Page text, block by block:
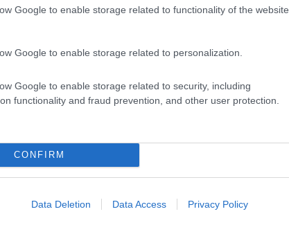
Google to enable storage related to functionality of the website
Google to enable storage related to personalization.
Google to enable storage related to security, including
functionality and fraud prevention, and other user protection.
CONFIRM
Data Deletion Data Access Privacy Policy